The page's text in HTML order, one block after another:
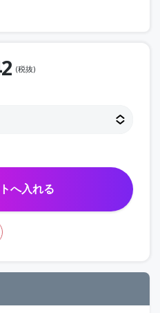
(税抜)
へ入れる